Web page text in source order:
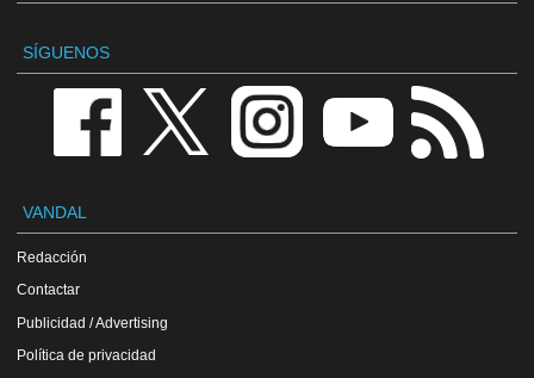
SÍGUENOS
VANDAL
Redacción
Contactar
Publicidad / Advertising
Política de privacidad